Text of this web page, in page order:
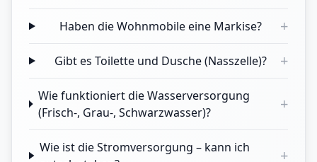
Haben die Wohnmobile eine Markise? +
Gibt es Toilette und Dusche (Nasszelle)? +
Wie funktioniert die Wasserversorgung
(Frisch-, Grau-, Schwarzwasser)?
+
Wie ist die Stromversorgung – kann ich
+